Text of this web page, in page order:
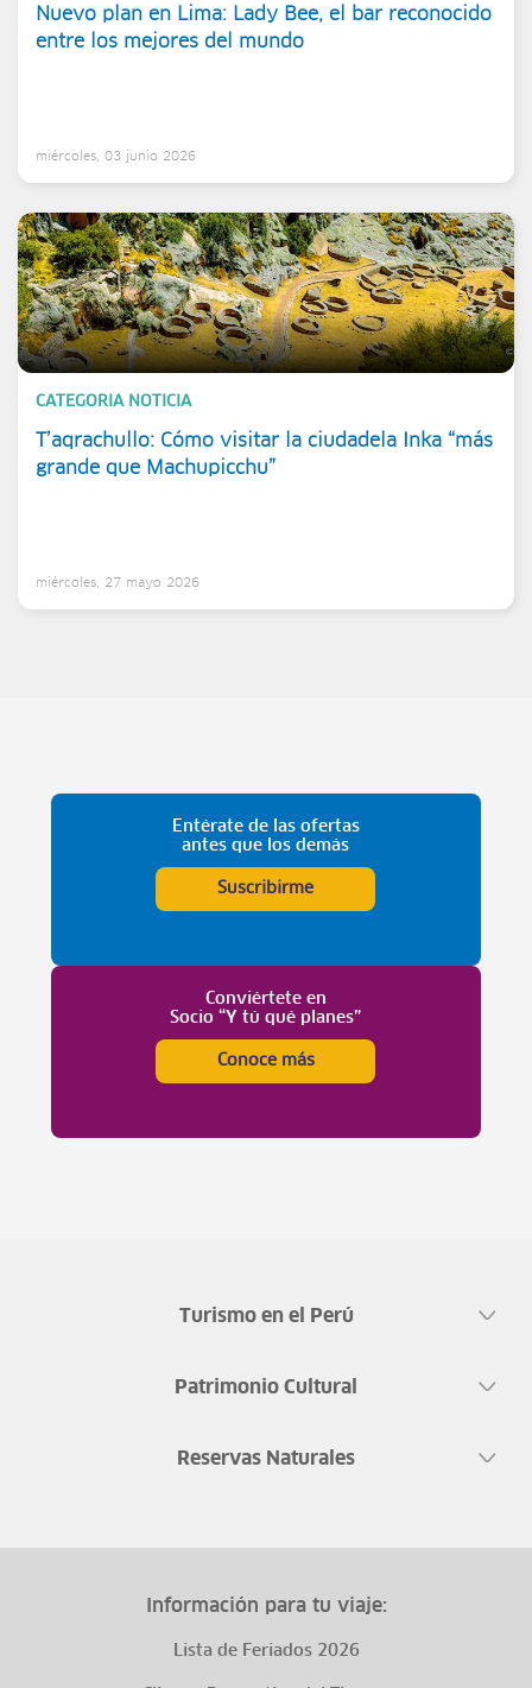
Nuevo plan en Lima: Lady Bee, el bar reconocido
entre los mejores del mundo
miércoles, 03 junio 2026
CATEGORIA NOTICIA
T’aqrachullo: Cómo visitar la ciudadela Inka “más
grande que Machupicchu”
miércoles, 27 mayo 2026
Entérate de las ofertas
antes que los demás
Suscribirme
Conviértete en
Socio “Y tú qué planes”
Conoce más
Turismo en el Perú
Patrimonio Cultural
Reservas Naturales
Información para tu viaje:
Lista de Feriados 2026